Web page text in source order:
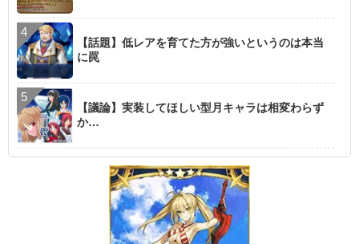
【話題】低レアを育てた方が強いというのは本当
に罠
【議論】実装してほしい型月キャラは相変わらず
か…